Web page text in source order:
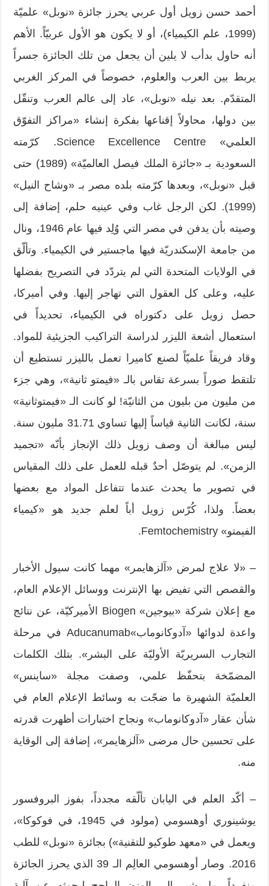
أحمد حسن زويل أول عربي يحرز جائزة «نوبل» علميّة
(1999، علم الكيمياء)، أو لا يكون هو الأول عربيّاً. الأهم
أنه حاول بدأب لا يلين أن يجعل من تلك الجائزة جسراً
يربط بين العرب والعلوم، خصوصاً في المركز الغربي
المتقدّم. بعد نيله «نوبل»، عاد إلى عالم العرب وتنقّل
بين دولها، محاولاً إقناعها بفكرة إنشاء «مراكز التفوّق
العلمي» Science Excellence Centre. كرّمته
السعودية بـ «جائزة الملك فيصل العالميّة» (1989) حتى
قبل «نوبل»، وبعدها كرّمته بلده مصر بـ «وشاح النيل»
(1999). لكن الرجل غاب وفي عينيه حلم، إضافة إلى
وصيته بأن يدفن في مصر التي وُلِد فيها عام 1946، ونال
من جامعة الإسكندريّة فيها ماجستير في الكيمياء. وتألّق
في الولايات المتحدة التي لم يتردّد في التصريح بفضلها
عليه، وعلى كل العقول التي تهاجر إليها. وفي أميركا،
حصل زويل على دكتوراه في الكيمياء، تحديداً في
استعمال أشعة الليزر لدراسة التراكيب الجزيئية للمواد.
وقاد فريقاً علميّاً لصنع كاميرا تعمل بالليزر تستطيع أن
تلتقط صوراً بسرعة تقاس بالـ «فيمتو ثانية»، وهي جزء
من مليون من بليون من الثانيّة! لو كانت الـ «فيمتوثانية»
سنة، لكانت الثانية قياساً إليها تساوي 31.71 مليون سنة.
ليس مبالغة أن وصف زويل ذلك الإنجاز بأنّه «تجميد
الزمن». لم يتوصّل أحدٌ قبله للعمل على ذلك المقياس
في تصوير ما يحدث عندما تتفاعل المواد مع بعضها
بعضاً. ولذا، كُرّس زويل أباً لعلم جديد هو «كيمياء
الفيمتو» Femtochemistry.
– «لا علاج لمرض «آلزهايمر» مهما كانت سيول الأخبار
والقصص التي تفيض بها الإنترنت ووسائل الإعلام العام،
مع إعلان شركة «بيوجين» Biogen الأميركيّة، عن نتائج
واعدة لدوائها «آدوكانوماب»Aducanumab في مرحلة
التجارب السريريّة الأوليّة على البشر». بتلك الكلمات
المضمّخة بتحفّظ علمي، وصفت مجلة «ساينس»
العلميّة الشهيرة ما ضجّت به وسائط الإعلام العام في
شأن عقار «آدوكانوماب» ونجاح اختبارات أظهرت قدرته
على تحسين حال مرضى «آلزهايمر»، إضافة إلى الوقاية
منه.
– أكّد العلم في اليابان تألّقه مجدداً، بفوز البروفسور
يوشينوري أوهسومي (مولود في 1945، في فوكوكا»،
ويعمل في «معهد طوكيو للتقنية») بجائزة «نوبل» للطب
2016. وصار أوهسومي العالِم الـ 39 الذي يحرز الجائزة